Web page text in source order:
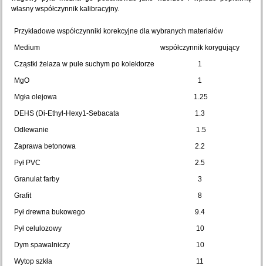
własny współczynnik kalibracyjny.
Przykładowe współczynniki korekcyjne dla wybranych materiałów
Medium
współczynnik korygujący
Cząstki żelaza w pule suchym po kolektorze
1
MgO
1
Mgła olejowa
1.25
DEHS (Di-Ethyl-Hexy1-Sebacata
1.3
Odlewanie
1.5
Zaprawa betonowa
2.2
Pył PVC
2.5
Granulat farby
3
Grafit
8
Pył drewna bukowego
9.4
Pył celulozowy
10
Dym spawalniczy
10
Wytop szkła
11